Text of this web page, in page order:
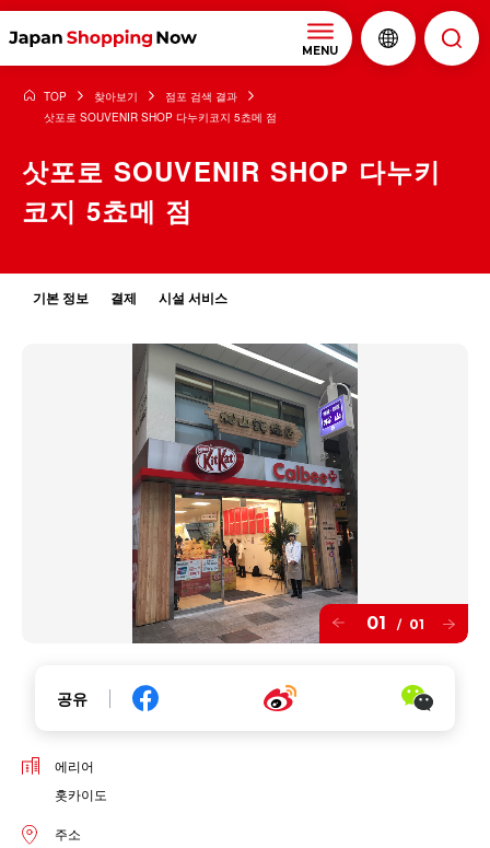
MENU
TOP 찾아보기
점포 검색 결과
삿포로 SOUVENIR SHOP 다누키코지 5쵸메 점
삿포로 SOUVENIR SHOP 다누키
코지 5쵸메 점
기본 정보 결제 시설 서비스
01 / 01
공유
에리어
홋카이도
주소